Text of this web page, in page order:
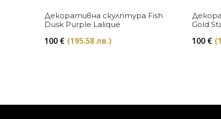
Купи
Декоративна скулптура Fish
Dusk Purple Lalique
100 € (195.58 лв.)
Gold
100 €